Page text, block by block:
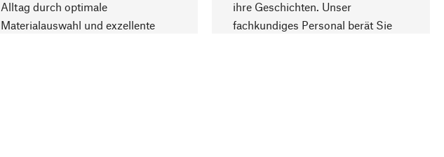
Alltag durch optimale
Materialauswahl und exzellente
ihre Geschichten. Unser
fachkundiges Personal berät Sie